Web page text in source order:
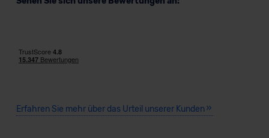
Erfahren Sie mehr über das Urteil unserer Kunden